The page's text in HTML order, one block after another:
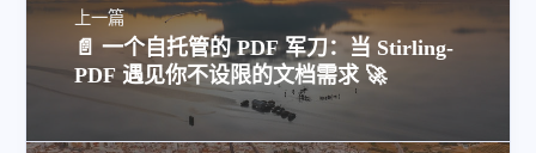
上一篇
📄 一个自托管的 PDF 军刀：当 Stirling-
PDF 遇见你不设限的文档需求 🚀